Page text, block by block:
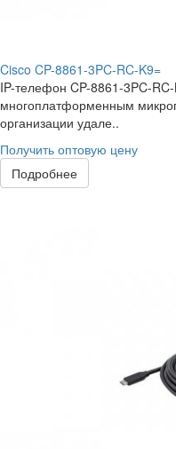
Cisco CP-8861-3PC-RC-K9=
IP-телефон CP-8861-3PC-
многоплатформенным
организации удале..
Получить оптовую цену
Подробнее